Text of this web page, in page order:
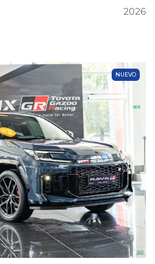
2026
NUEVO